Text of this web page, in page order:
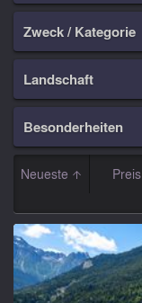
Zweck / Kategorie
Landschaft
Besonderheiten
Neueste Preis